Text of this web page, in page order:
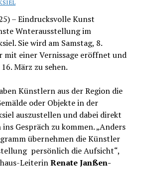
– Eindrucksvolle Kunst
Wnterausstellung im
Sie wird am Samstag, 8.
mit einer Vernissage eröffnet und
März zu sehen.
Künstlern aus der Region die
oder Objekte in der
auszustellen und dabei direkt
Gespräch zu kommen. „Anders
übernehmen die Künstler
persönlich die Aufsicht“,
LeiterinRenate Janßen-